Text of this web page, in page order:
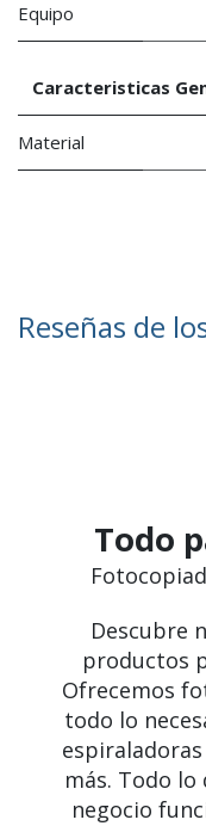
Equipo
Caracteristicas
Material
Reseñas de
Todo
Descubre
productos
Ofrecemos
todo lo
más. Todo
negocio